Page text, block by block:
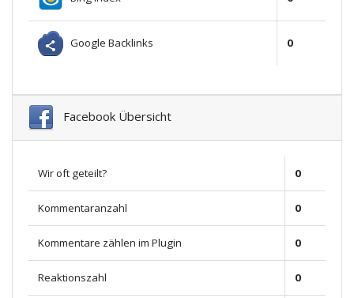
Google Backlinks 0
Facebook Übersicht
Wir oft geteilt? 0
Kommentaranzahl 0
Kommentare zählen im Plugin 0
Reaktionszahl 0